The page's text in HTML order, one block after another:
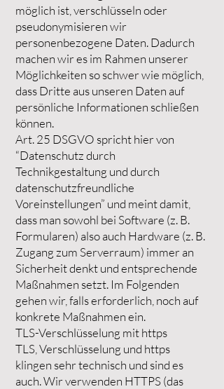
möglich ist, verschlüsseln oder
pseudonymisieren wir
personenbezogene Daten. Dadurch
machen wir es im Rahmen unserer
Möglichkeiten so schwer wie möglich,
dass Dritte aus unseren Daten auf
persönliche Informationen schließen
können.
Art. 25 DSGVO spricht hier von
“Datenschutz durch
Technikgestaltung und durch
datenschutzfreundliche
Voreinstellungen” und meint damit,
dass man sowohl bei Software (z. B.
Formularen) also auch Hardware (z. B.
Zugang zum Serverraum) immer an
Sicherheit denkt und entsprechende
Maßnahmen setzt. Im Folgenden
gehen wir, falls erforderlich, noch auf
konkrete Maßnahmen ein.
TLS-Verschlüsselung mit https
TLS, Verschlüsselung und https
klingen sehr technisch und sind es
auch. Wir verwenden HTTPS (das